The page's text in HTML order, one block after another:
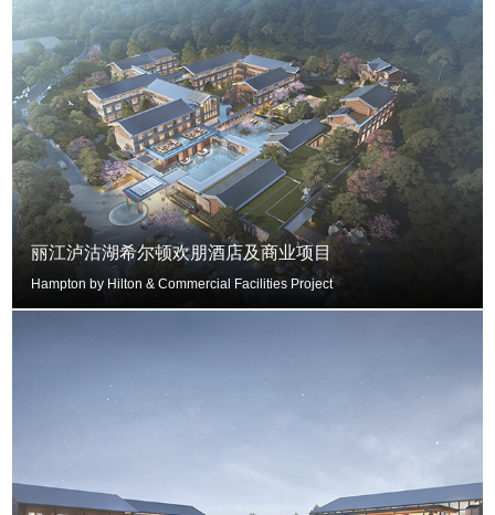
丽江泸沽湖希尔顿欢朋酒店及商业项目
Hampton by Hilton & Commercial Facilities Project